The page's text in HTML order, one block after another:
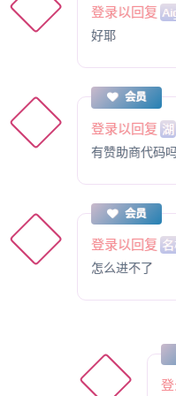
登录以回复
好耶
会员
登录以回复 湖
有赞助商代码
会员
登录以回复
怎么进不了